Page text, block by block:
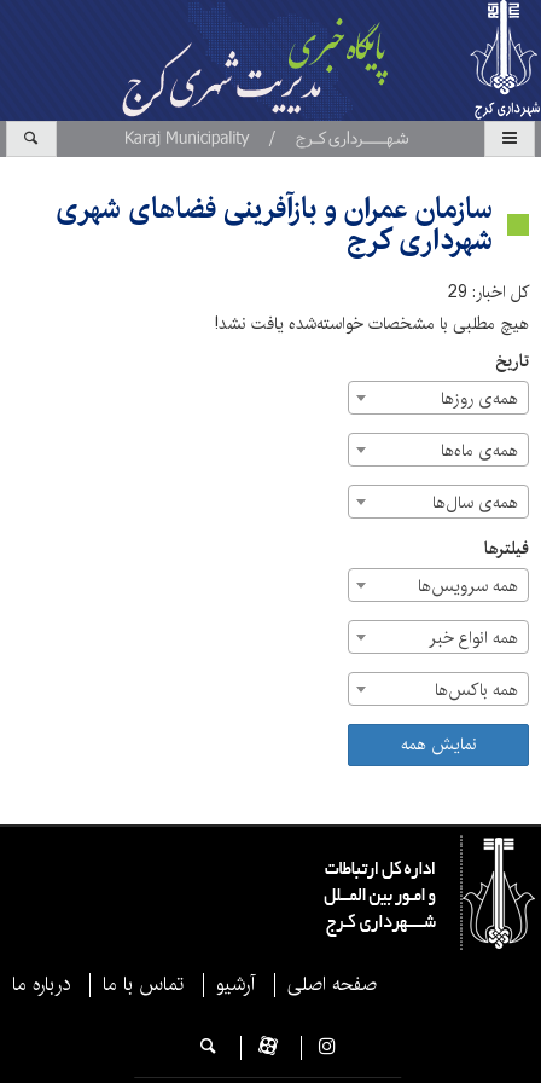
سازمان عمران و بازآفرینی فضاهای شهری
شهرداری کرج
کل اخبار: 29
هیچ مطلبی با مشخصات خواسته‌شده یافت نشد!
تاریخ
همه‌ی روزها
همه‌ی ماه‌ها
همه‌ی سال‌ها
فیلترها
همه سرویس‌ها
همه انواع خبر
همه باکس‌ها
نمایش همه
صفحه اصلی آرشیو تماس با ما درباره ما